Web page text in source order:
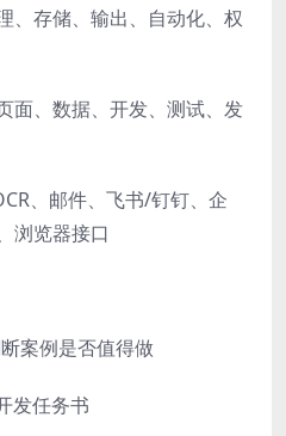
、存储、输出、自动化、权
面、数据、开发、测试、发
、邮件、飞书/钉钉、企
浏览器接口
案例是否值得做
发任务书